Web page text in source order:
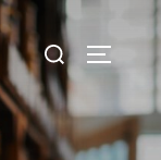
Suchen
nach: